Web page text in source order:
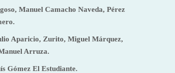
Manuel Camacho Naveda, Pérez
Aparicio, Zurito, Miguel Márquez,
Arruza.
Gómez El Estudiante.